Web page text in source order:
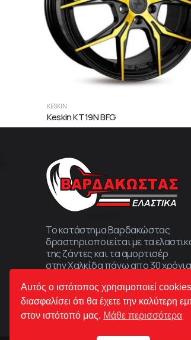
KESKIN
Keskin KT19N BFG
Το κατάστημα Βαρδακώστας
δραστηριοποιείται με τα
της ζάντες και τα αμορτισέρ
στην Χαλκίδα πάνω απο 30
Αυτός ο ιστότοπος χρησιμοποιεί
διασφαλίσει ότι θα έχετε την καλύτερη
στον ιστότοπό μας. Μάθε περισσότερα